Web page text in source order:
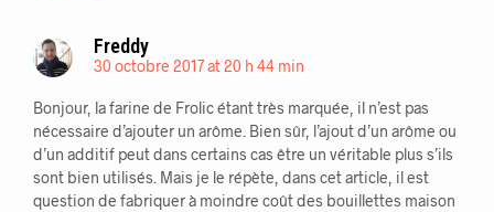
Freddy
30 octobre 2017 at 20 h 44 min
Bonjour, la farine de Frolic étant très marquée, il n’est pas
nécessaire d’ajouter un arôme. Bien sûr, l’ajout d’un arôme ou
d’un additif peut dans certains cas être un véritable plus s’ils
sont bien utilisés. Mais je le répète, dans cet article, il est
question de fabriquer à moindre coût des bouillettes maison